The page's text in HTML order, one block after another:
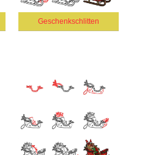
Geschenkschlitten